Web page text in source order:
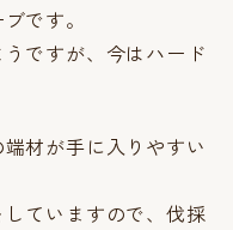
です。
ですが、今はハード
材が手に入りやすい
ていますので、伐採